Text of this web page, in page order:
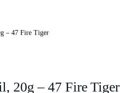
– 47 Fire Tiger
20g – 47 Fire Tiger